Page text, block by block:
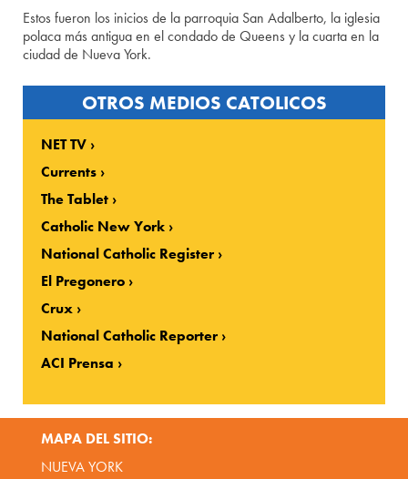
Estos fueron los inicios de la parroquia San Adalberto, la iglesia
polaca más antigua en el condado de Queens y la cuarta en la
ciudad de Nueva York.
OTROS MEDIOS CATOLICOS
NET TV
Currents
The Tablet
Catholic New York
National Catholic Register
El Pregonero
Crux
National Catholic Reporter
ACI Prensa
MAPA DEL SITIO:
NUEVA YORK